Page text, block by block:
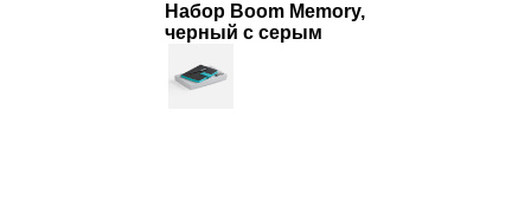
Набор Boom Memory,
черный с серым